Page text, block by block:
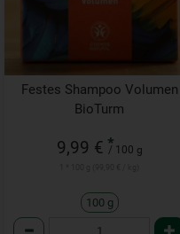
Festes Shampoo Volumen
BioTurm
9,99 € *
/ 100 g
100 g
Anzahl